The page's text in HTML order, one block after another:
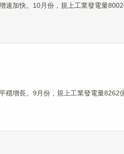
速加快。10月份，規上工業發電量
穩增長。9月份，規上工業發電量8262